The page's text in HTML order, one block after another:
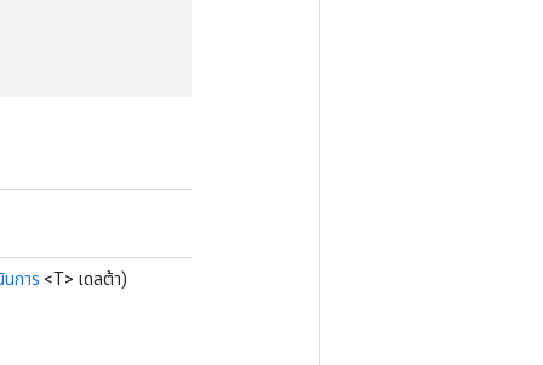
นการ <T> เดลต้า)